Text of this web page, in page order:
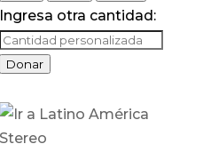
Ingresa otra cantidad:
Donar